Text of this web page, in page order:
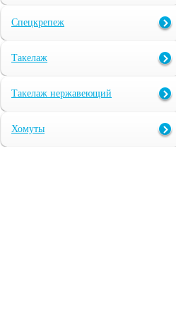
Спецкрепеж
Такелаж
Такелаж нержавеющий
Хомуты